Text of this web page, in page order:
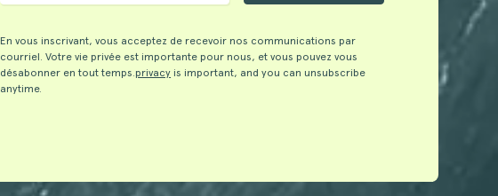
En vous inscrivant, vous acceptez de recevoir nos communications par
courriel. Votre vie privée est importante pour nous, et vous pouvez vous
désabonner en tout temps.privacy is important, and you can unsubscribe
anytime.